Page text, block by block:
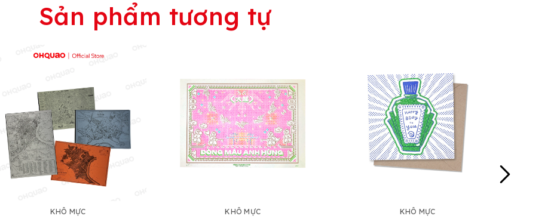
Sản phẩm tương tự
KHÔ MỰC KHÔ MỰC KHÔ MỰC